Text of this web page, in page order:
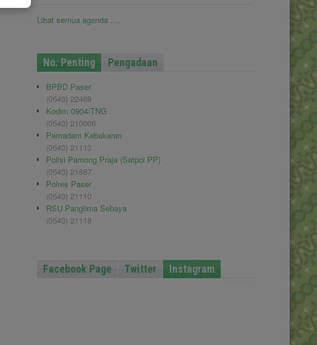
Lihat semua agenda ....
No. Penting Pengadaan
BPBD Paser
(0543) 22469
Kodim 0904/TNG
(0543) 210006
Pemadam Kebakaran
(0543) 21113
Polisi Pamong Praja (Satpol PP)
(0543) 21687
Polres Paser
(0543) 21110
RSU Panglima Sebaya
(0543) 21118
Facebook Page Twitter Instagram